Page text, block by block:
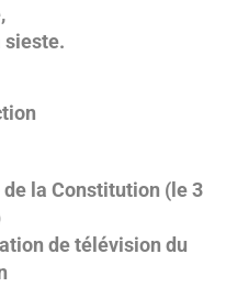
sieste.
la Constitution (le 3
de télévision du